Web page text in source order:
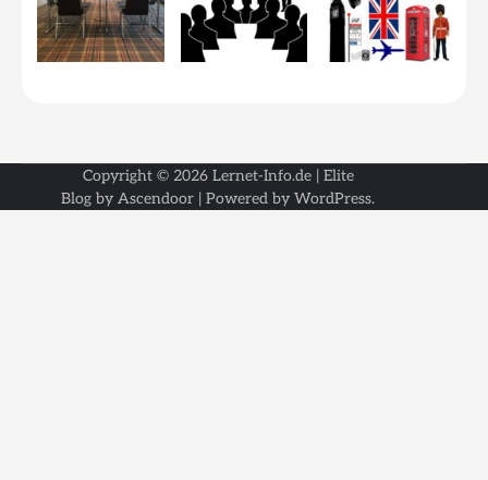
Copyright © 2026 Lernet-Info.de| Elite
Blog by Ascendoor | Powered by WordPress.